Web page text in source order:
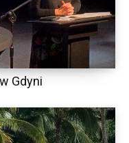
Gdyni